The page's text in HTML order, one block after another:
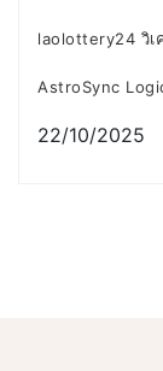
laolottery24 วิเ
AstroSync
22/10/2025